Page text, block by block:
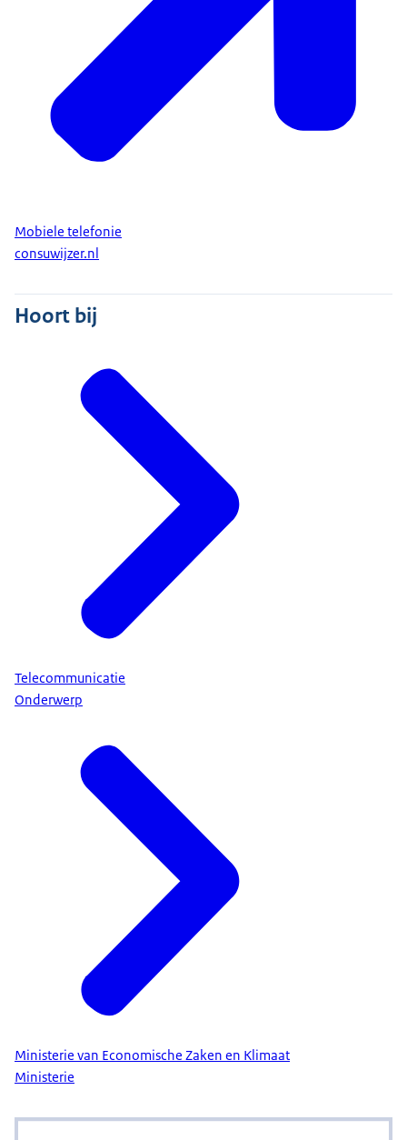
Mobiele telefonie
consuwijzer.nl
Hoort bij
Telecommunicatie
Onderwerp
Ministerie van Economische Zaken en Klimaat
Ministerie